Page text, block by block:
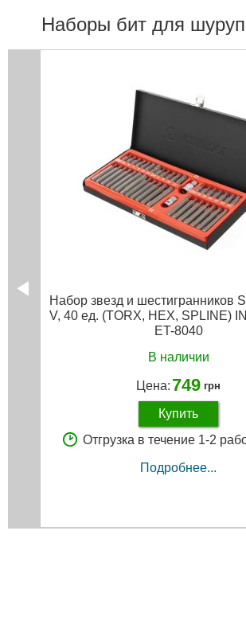
Наборы бит для
Набор звезд и шестигранников
V, 40 ед. (TORX, HEX, SPLINE)
ET-8040
В наличии
Цена: 749 грн
Купить
Отгрузка в течение 1-2
Подробнее...